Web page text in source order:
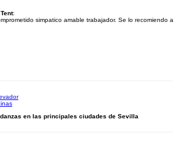
:
simpatico amable trabajador. Se lo recomiendo a
en las principales ciudades de Sevilla